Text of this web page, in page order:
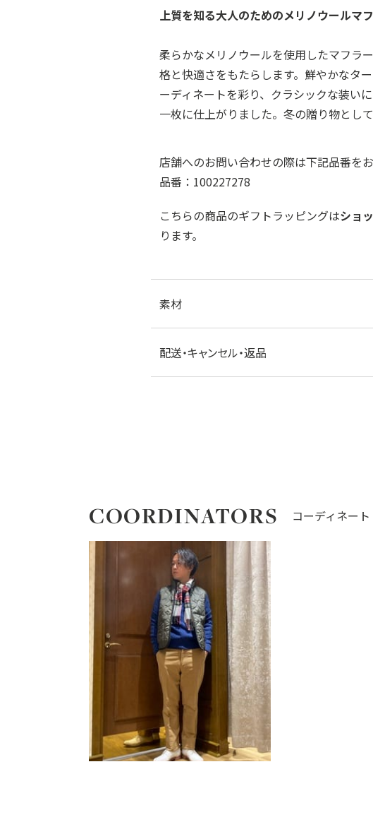
上質を知る大人のためのメリノウールマ
柔らかなメリノウールを使用したマフラ
格と快適さをもたらします。鮮やかなタ
ーディネートを彩り、クラシックな装い
一枚に仕上がりました。冬の贈り物として
店舗へのお問い合わせの際は下記品番をお
品番：100227278
こちらの商品のギフトラッピングはショ
ります。
素材
配送・キャンセル・返品
COORDINATORS コーディネート